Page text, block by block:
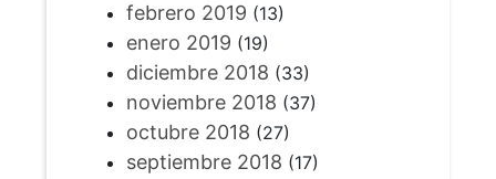
febrero 2019 (13)
enero 2019 (19)
diciembre 2018 (33)
noviembre 2018 (37)
octubre 2018 (27)
septiembre 2018 (17)